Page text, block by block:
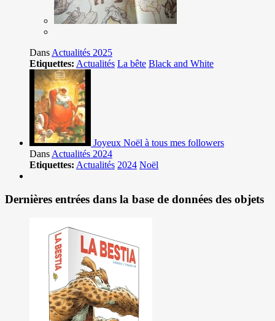
Dans Actualités 2025
Etiquettes: Actualités La bête Black and White
Joyeux Noël à tous mes followers
Dans Actualités 2024
Etiquettes: Actualités 2024 Noël
Dernières entrées dans la base de données des objets